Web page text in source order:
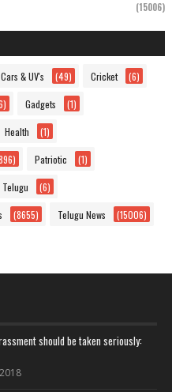
(15006)
Cars & UV's (49) Cricket (6)
Gadgets (1)
Health (1)
Patriotic (1)
Telugu (6)
(8655) Telugu News (15006)
should be taken seriously: